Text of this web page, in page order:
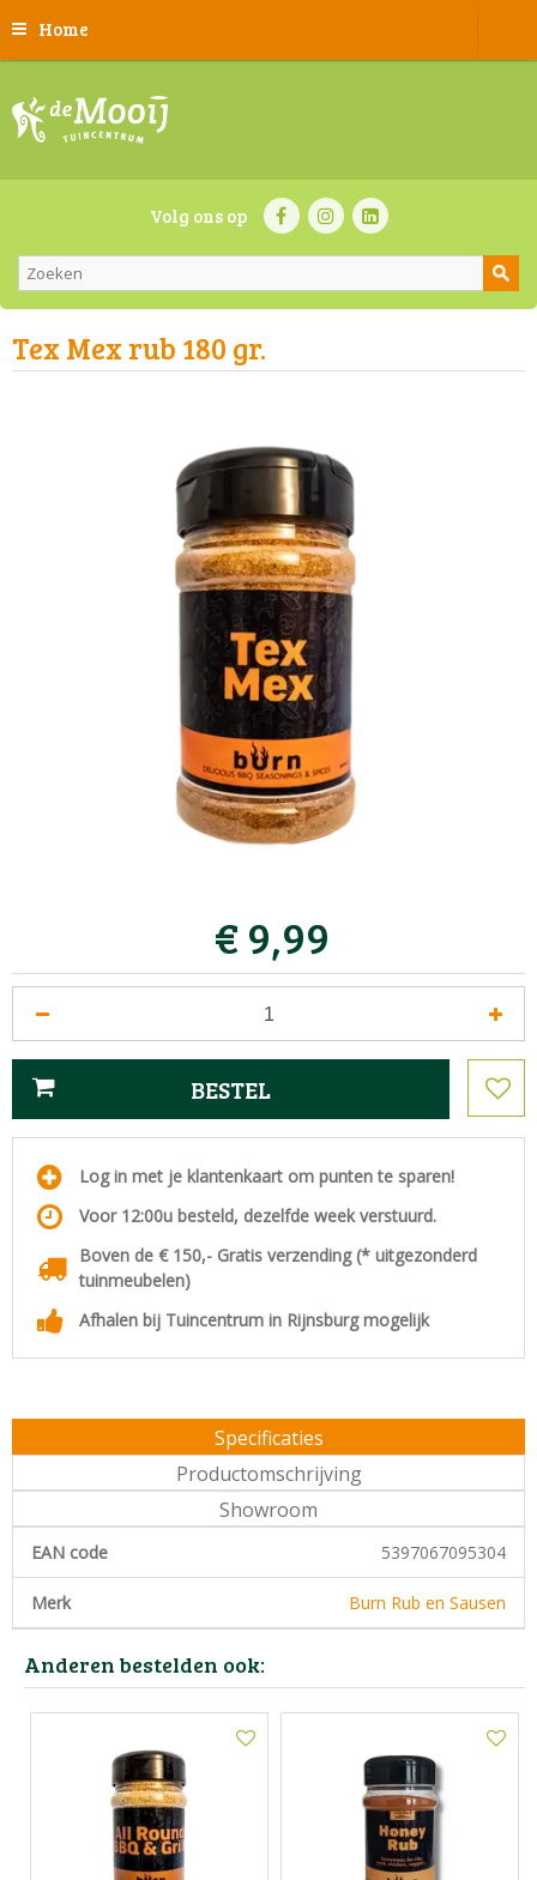
Home
Volg ons op
Tex Mex rub 180 gr.
€ 9,99
Log in met je klantenkaart om punten te sparen!
Voor 12:00u besteld, dezelfde week verstuurd.
Boven de € 150,- Gratis verzending (* uitgezonderd
tuinmeubelen)
Afhalen bij Tuincentrum in Rijnsburg mogelijk
Specificaties
Productomschrijving
Showroom
EAN code 5397067095304
Merk Burn Rub en Sausen
Anderen bestelden ook: